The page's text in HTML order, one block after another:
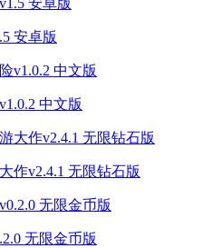
安卓版
中文版
作v2.4.1 无限钻石版
无限金币版